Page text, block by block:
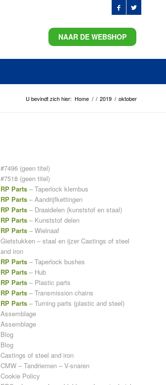
NAAR DE WEBSHOP
U bevindt zich hier: Home / / 2019 / oktober
#7496 (geen titel)
#7518 (geen titel)
RP Parts– Taperlock klembus
RP Parts – Aandrijfkettingen
RP Parts – Draaidelen (kunststof en staal)
RP Parts – Kunststof delen
RP Parts – Wielnaaf
Gietstukken – staal en ijzer Castings of steel
and iron
RP Parts– Taperlock bushes
RP Parts – Hub
RP Parts – Plastic parts
RP Parts – Transmission chains
RP Parts – Turning parts (plastic and steel)
Assemblage
Assemblage
Blog
Blog
Castings of steel and iron
CMW – Tandriemen – V-snaren
Cookie Policy